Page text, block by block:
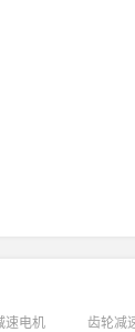
速电机 齿轮减